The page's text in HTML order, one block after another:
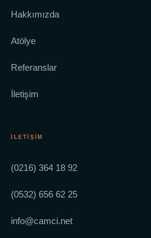
Hakkımızda
Atölye
Referanslar
İletişim
İLETIŞIM
(0216) 364 18 92
(0532) 656 62 25
info@camci.net